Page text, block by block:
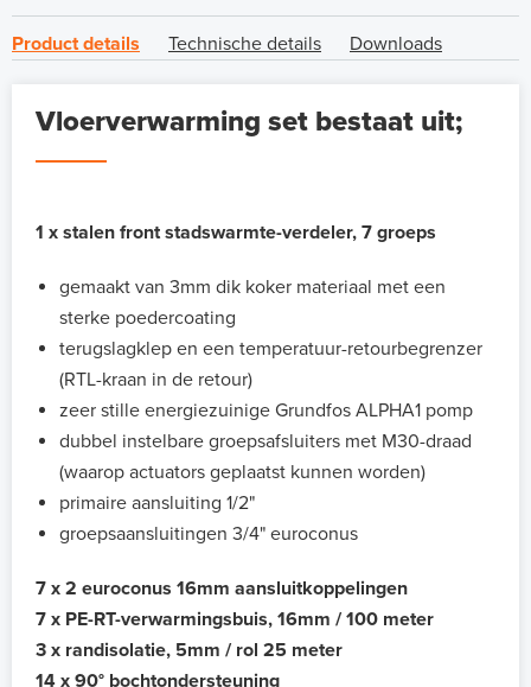
Product details Technische details Downloads
Vloerverwarming set bestaat uit;
1 x stalen front stadswarmte-verdeler, 7 groeps
gemaakt van 3mm dik koker materiaal met een
sterke poedercoating
terugslagklep en een temperatuur-retourbegrenzer
(RTL-kraan in de retour)
zeer stille energiezuinige Grundfos ALPHA1 pomp
dubbel instelbare groepsafsluiters met M30-draad
(waarop actuators geplaatst kunnen worden)
primaire aansluiting 1/2"
groepsaansluitingen 3/4" euroconus
7 x 2 euroconus 16mm aansluitkoppelingen
7 x PE-RT-verwarmingsbuis, 16mm / 100 meter
3 x randisolatie, 5mm / rol 25 meter
14 x 90° bochtondersteuning